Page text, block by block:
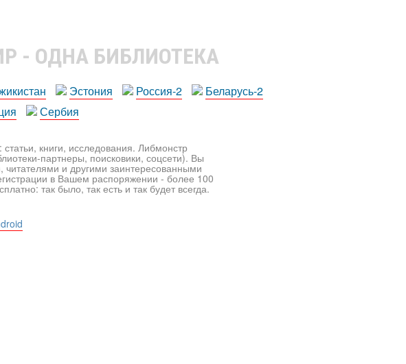
- ОДНА БИБЛИОТЕКА
Эстония Россия-2
Беларусь-2
Сербия
книги, исследования. Либмонстр
партнеры, поисковики, соцсети). Вы
и другими заинтересованными
в Вашем распоряжении - более 100
так было, так есть и так будет всегда.